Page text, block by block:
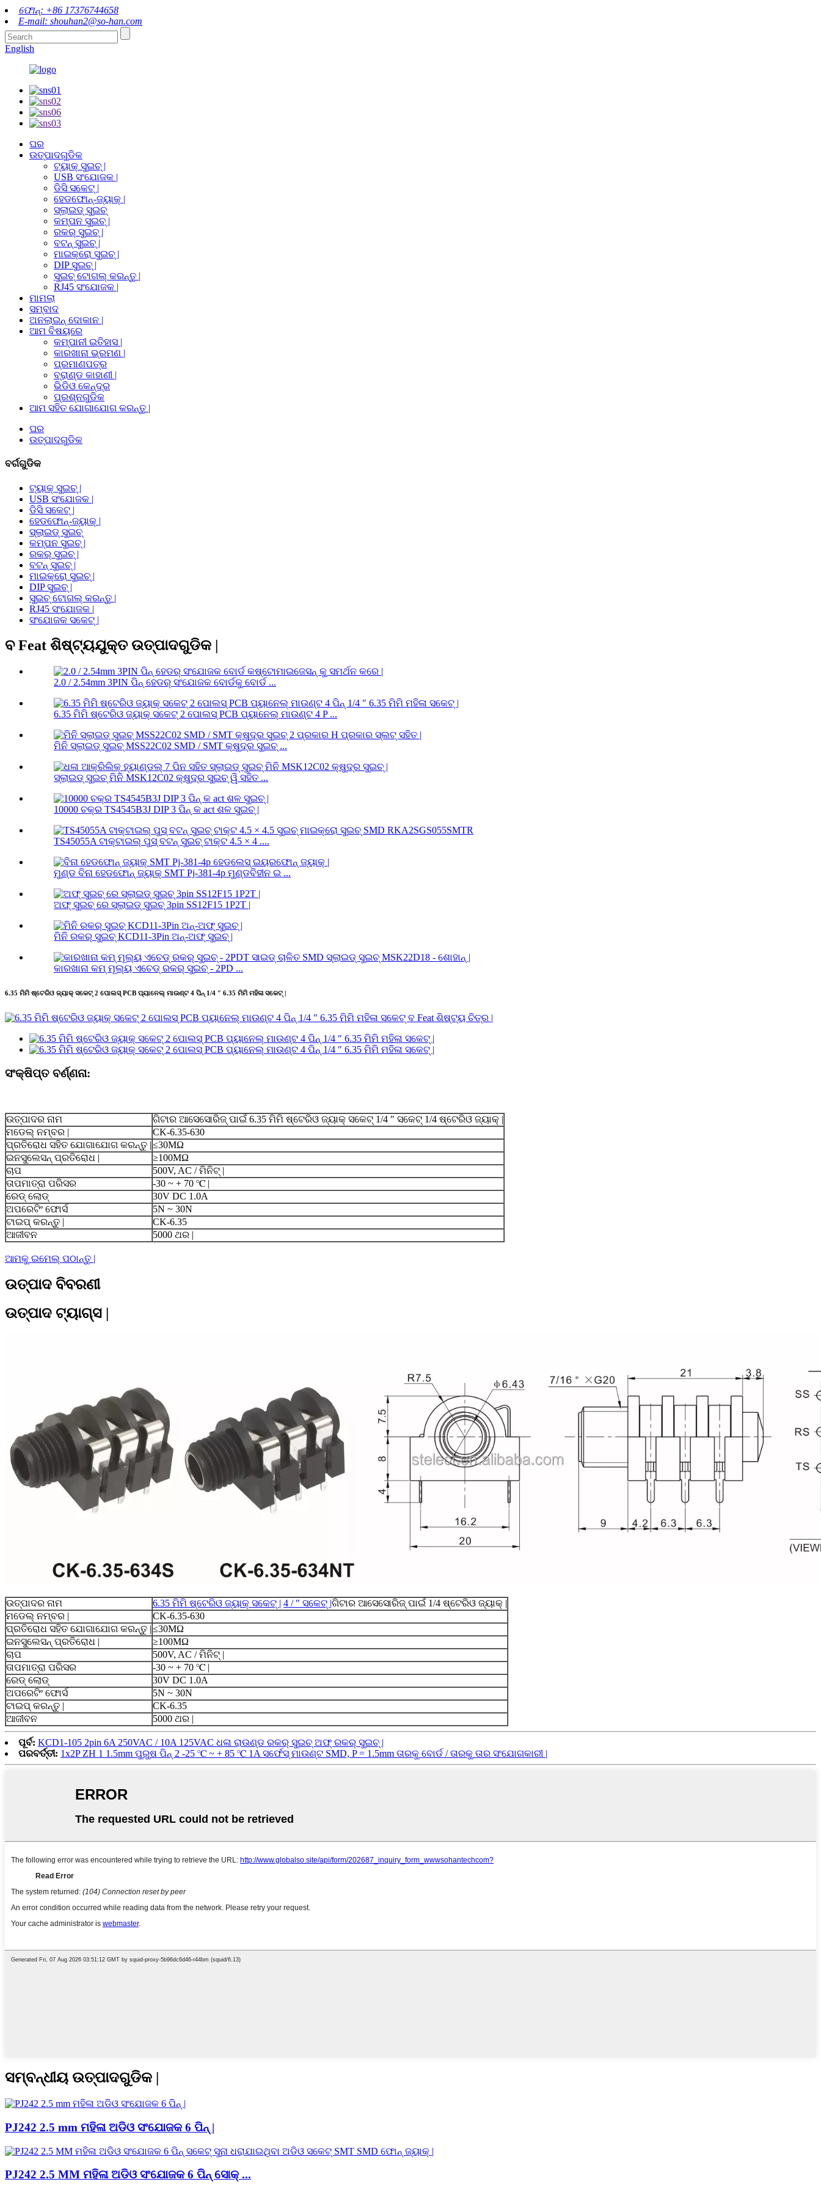
ଫୋନ୍: +86 17376744658
E-mail: shouhan2@so-han.com
English
ଘର
ଉତ୍ପାଦଗୁଡିକ
ଟ୍ୟାକ୍ ସୁଇଚ୍ |
USB ସଂଯୋଜକ |
ଡିସି ସକେଟ୍ |
ହେଡଫୋନ୍-ଜ୍ୟାକ୍ |
ସ୍ଲାଇଡ୍ ସୁଇଚ୍
କମ୍ପନ ସୁଇଚ୍ |
ରକର୍ ସୁଇଚ୍ |
ବଟନ୍ ସୁଇଚ୍ |
ମାଇକ୍ରୋ ସୁଇଚ୍ |
DIP ସୁଇଚ୍ |
ସୁଇଚ୍ ଟୋଗଲ୍ କରନ୍ତୁ |
RJ45 ସଂଯୋଜକ |
ମାମଲା
ସମ୍ବାଦ
ଅନଲାଇନ୍ ଦୋକାନ |
ଆମ ବିଷୟରେ
କମ୍ପାନୀ ଇତିହାସ |
କାରଖାନା ଭ୍ରମଣ |
ପ୍ରମାଣପତ୍ର
ବ୍ରାଣ୍ଡ କାହାଣୀ |
ଭିଡିଓ କେନ୍ଦ୍ର
ପ୍ରଶ୍ନଗୁଡିକ
ଆମ ସହିତ ଯୋଗାଯୋଗ କରନ୍ତୁ |
ଘର
ଉତ୍ପାଦଗୁଡିକ
ବର୍ଗଗୁଡିକ
ଟ୍ୟାକ୍ ସୁଇଚ୍ |
USB ସଂଯୋଜକ |
ଡିସି ସକେଟ୍ |
ହେଡଫୋନ୍-ଜ୍ୟାକ୍ |
ସ୍ଲାଇଡ୍ ସୁଇଚ୍
କମ୍ପନ ସୁଇଚ୍ |
ରକର୍ ସୁଇଚ୍ |
ବଟନ୍ ସୁଇଚ୍ |
ମାଇକ୍ରୋ ସୁଇଚ୍ |
DIP ସୁଇଚ୍ |
ସୁଇଚ୍ ଟୋଗଲ୍ କରନ୍ତୁ |
RJ45 ସଂଯୋଜକ |
ସଂଯୋଜକ ସକେଟ୍ |
ବ Feat ଶିଷ୍ଟ୍ୟଯୁକ୍ତ ଉତ୍ପାଦଗୁଡିକ |
2.0 / 2.54mm 3PIN ପିନ୍ ହେଡର୍ ସଂଯୋଜକ ବୋର୍ଡକୁ ବୋର୍ଡ ...
6.35 ମିମି ଷ୍ଟେରିଓ ଜ୍ୟାକ୍ ସକେଟ୍ 2 ପୋଲସ୍ PCB ପ୍ୟାନେଲ୍ ମାଉଣ୍ଟ 4 P ...
ମିନି ସ୍ଲାଇଡ୍ ସୁଇଚ୍ MSS22C02 SMD / SMT କ୍ଷୁଦ୍ର ସୁଇଚ୍ ...
ସ୍ଲାଇଡ୍ ସୁଇଚ୍ ମିନି MSK12C02 କ୍ଷୁଦ୍ର ସୁଇଚ୍ ୱି ସହିତ ...
10000 ଚକ୍ର TS4545B3J DIP 3 ପିନ୍ କ act ଶଳ ସୁଇଚ୍ |
TS45055A ଟାକ୍ଟାଇଲ୍ ପୁସ୍ ବଟନ୍ ସୁଇଚ୍ ଟାକ୍ଟ 4.5 × 4 ....
ମୁଣ୍ଡ ବିନା ହେଡଫୋନ୍ ଜ୍ୟାକ୍ SMT Pj-381-4p ମୁଣ୍ଡବିହୀନ ଇ ...
ଅଫ୍ ସୁଇଚ୍ ରେ ସ୍ଲାଇଡ୍ ସୁଇଚ୍ 3pin SS12F15 1P2T |
ମିନି ରକର୍ ସୁଇଚ୍ KCD11-3Pin ଅନ୍-ଅଫ୍ ସୁଇଚ୍ |
କାରଖାନା କମ୍ ମୂଲ୍ୟ ଏଚେଡ୍ ରକର୍ ସୁଇଚ୍ - 2PD ...
6.35 ମିମି ଷ୍ଟେରିଓ ଜ୍ୟାକ୍ ସକେଟ୍ 2 ପୋଲସ୍ PCB ପ୍ୟାନେଲ୍ ମାଉଣ୍ଟ 4 ପିନ୍ 1/4 ″ 6.35 ମିମି ମହିଳା ସକେଟ୍ |
ସଂକ୍ଷିପ୍ତ ବର୍ଣ୍ଣନା:
ଉତ୍ପାଦର ନାମ
ଗିଟାର ଆସେସୋରିଜ୍ ପାଇଁ 6.35 ମିମି ଷ୍ଟେରିଓ ଜ୍ୟାକ୍ ସକେଟ୍ 1/4 ″ ସକେଟ୍ 1/4 ଷ୍ଟେରିଓ ଜ୍ୟାକ୍ |
ମଡେଲ୍ ନମ୍ବର |
CK-6.35-630
ପ୍ରତିରୋଧ ସହିତ ଯୋଗାଯୋଗ କରନ୍ତୁ |≤30MΩ
ଇନସୁଲେସନ୍ ପ୍ରତିରୋଧ |
≥100MΩ
ଚାପ
500V, AC / ମିନିଟ୍ |
ତାପମାତ୍ରା ପରିସର
-30 ~ + 70 ℃ |
ରେଡ୍ ଲୋଡ୍
30V DC 1.0A
ଅପରେଟିଂ ଫୋର୍ସ
5N ~ 30N
ଟାଇପ୍ କରନ୍ତୁ |
CK-6.35
ଆଜୀବନ
5000 ଥର |
ଆମକୁ ଇମେଲ୍ ପଠାନ୍ତୁ |
ଉତ୍ପାଦ ବିବରଣୀ
ଉତ୍ପାଦ ଟ୍ୟାଗ୍ସ |
ଉତ୍ପାଦର ନାମ 6.35 ମିମି ଷ୍ଟେରିଓ ଜ୍ୟାକ୍ ସକେଟ୍ | 4 / ″ ସକେଟ୍ |ଗିଟାର ଆସେସୋରିଜ୍ ପାଇଁ 1/4 ଷ୍ଟେରିଓ ଜ୍ୟାକ୍ |
ମଡେଲ୍ ନମ୍ବର |
CK-6.35-630
ପ୍ରତିରୋଧ ସହିତ ଯୋଗାଯୋଗ କରନ୍ତୁ |≤30MΩ
ଇନସୁଲେସନ୍ ପ୍ରତିରୋଧ |
≥100MΩ
ଚାପ
500V, AC / ମିନିଟ୍ |
ତାପମାତ୍ରା ପରିସର
-30 ~ + 70 ℃ |
ରେଡ୍ ଲୋଡ୍
30V DC 1.0A
ଅପରେଟିଂ ଫୋର୍ସ
5N ~ 30N
ଟାଇପ୍ କରନ୍ତୁ |
CK-6.35
ଆଜୀବନ
5000 ଥର |
ପୂର୍ବ: KCD1-105 2pin 6A 250VAC / 10A 125VAC ଧଳା ରାଉଣ୍ଡ ରକର୍ ସୁଇଚ୍ ଅଫ୍ ରକର୍ ସୁଇଚ୍ |
ପରବର୍ତ୍ତୀ: 1x2P ZH 1 1.5mm ପୁରୁଷ ପିନ୍ 2 -25 ℃ ~ + 85 ℃ 1A ସର୍ଫେସ୍ ମାଉଣ୍ଟ SMD, P = 1.5mm ତାରକୁ ବୋର୍ଡ / ତାରକୁ ତାର ସଂଯୋଗକାରୀ |
ସମ୍ବନ୍ଧୀୟ ଉତ୍ପାଦଗୁଡିକ |
PJ242 2.5 mm ମହିଳା ଅଡିଓ ସଂଯୋଜକ 6 ପିନ୍ |
PJ242 2.5 MM ମହିଳା ଅଡିଓ ସଂଯୋଜକ 6 ପିନ୍ ସୋକ୍ ...